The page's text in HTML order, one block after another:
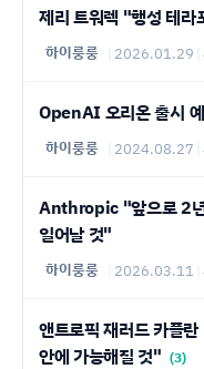
제리 트워렉 "행성 테라
하이룽룽 2026.01.29
OpenAI 오리온 출시
하이룽룽 2024.08.27
Anthropic "앞으로 2년
일어날 것"
하이룽룽 2026.03.11
앤트로픽 재러드 카플
안에 가능해질 것" (3)